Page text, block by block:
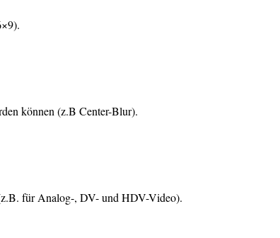
können (z.B Center-Blur).
für Analog-, DV- und HDV-Video).